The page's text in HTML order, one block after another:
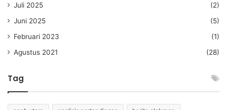
Juli 2025
(2)
Juni 2025
(5)
Februari 2023
(1)
Agustus 2021
(28)
Tag